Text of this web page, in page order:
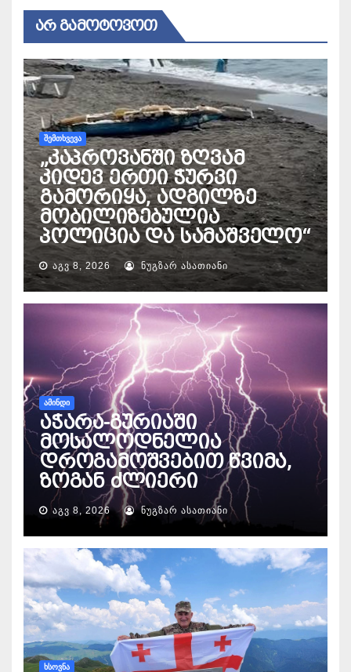
ᲐᲠ ᲒᲐᲛᲝᲢᲝᲕᲝᲗ
ᲨᲔᲛᲗᲮᲕᲔᲕᲐ
„კაპროვანში ზღვამ
კიდევ ერთი ჭურვი
გამორიყა, ადგილზე
მობილიზებულია
პოლიცია და სამაშველო“
ᲐᲒᲕ 8, 2026 ᲜᲣᲒᲖᲐᲠ ᲐᲡᲐᲗᲘᲐᲜᲘ
ᲐᲛᲘᲜᲓᲘ
აჭარა-გურიაში
მოსალოდნელია
დროგამოშვებით წვიმა,
ზოგან ძლიერი
ᲐᲒᲕ 8, 2026 ᲜᲣᲒᲖᲐᲠ ᲐᲡᲐᲗᲘᲐᲜᲘ
ᲮᲡᲝᲕᲜᲐ